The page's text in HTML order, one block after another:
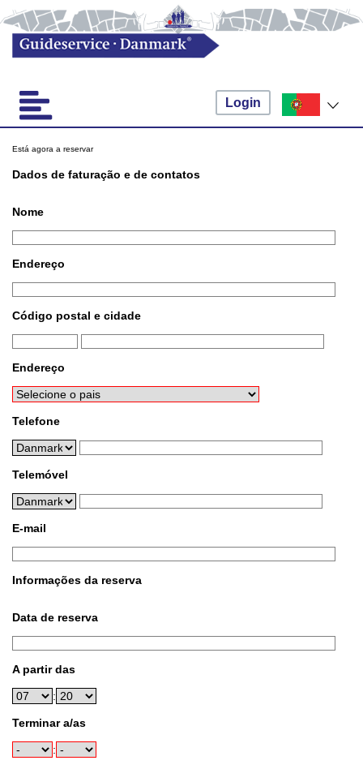
Login
Está agora a reservar
Dados de faturação e de contatos
Nome
Endereço
Código postal e cidade
Endereço
Telefone
Telemóvel
E-mail
Informações da reserva
Data de reserva
A partir das
:
Terminar a/as
: